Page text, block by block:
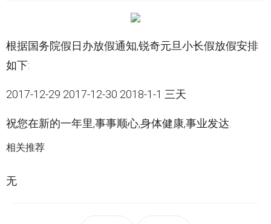
根据国务院假日办放假通知,锐奇元旦小长假放假安排
如下:
2017-12-29 2017-12-30 2018-1-1 三天
祝您在新的一年里,事事顺心,身体健康,事业发达.
相关推荐
无